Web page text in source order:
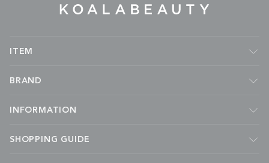
ITEM
フレグランス
キャンドル
フェイスケア
BRAND
Malie Organics
kai
INFORMATION
ABOUT
SHOPPING GUIDE